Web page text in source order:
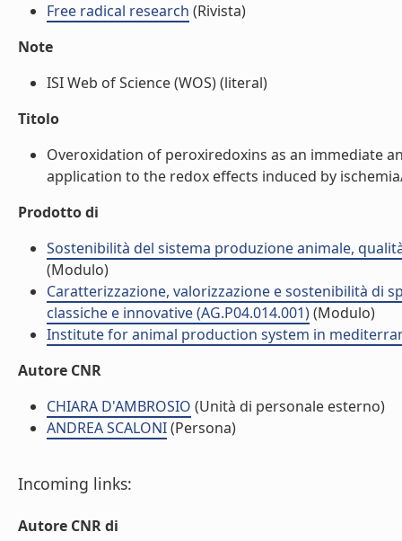
Free radical research (Rivista)
Note
ISI Web of Science (WOS) (literal)
Titolo
Overoxidation of peroxiredoxins as an immediate
application to the redox effects induced by
Prodotto di
Sostenibilità del sistema produzione animale,
(Modulo)
Caratterizzazione, valorizzazione e sostenibilità di
classiche e innovative (AG.P04.014.001)(Modulo)
Institute for animal production system in
Autore CNR
CHIARA D'AMBROSIO (Unità di personale esterno)
ANDREA SCALONI(Persona)
Incoming links:
Autore CNR di